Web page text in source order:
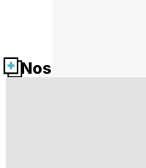
Nos fiches santé